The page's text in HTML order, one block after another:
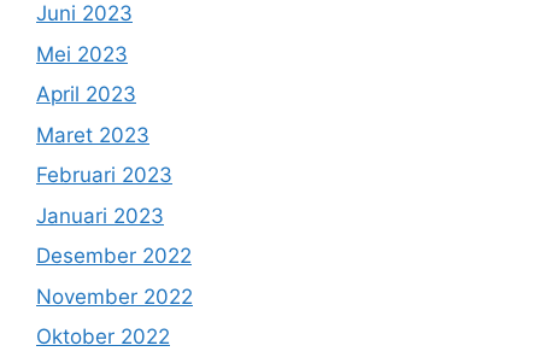
Juni 2023
Mei 2023
April 2023
Maret 2023
Februari 2023
Januari 2023
Desember 2022
November 2022
Oktober 2022